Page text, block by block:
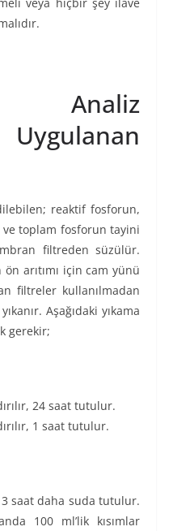
veya hiçbir şey ilave
Analiz
reaktif fosforun,
toplam fosforun tayini
filtreden süzülür.
arıtımı için cam yünü
filtreler kullanılmadan
Aşağıdaki yıkama
gerekir;
24 saat tutulur.
1 saat tutulur.
saat daha suda tutulur.
100 ml’lik kısımlar